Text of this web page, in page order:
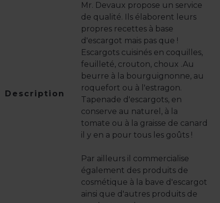
Description
Mr. Devaux propose un service
de qualité. Ils élaborent leurs
propres recettes à base
d'escargot mais pas que !
Escargots cuisinés en coquilles,
feuilleté, crouton, choux .Au
beurre à la bourguignonne, au
roquefort ou à l'estragon.
Tapenade d'escargots, en
conserve au naturel, à la
tomate ou à la graisse de canard
il y en a pour tous les goûts !
Par ailleurs il commercialise
également des produits de
cosmétique à la bave d'escargot
ainsi que d'autres produits de